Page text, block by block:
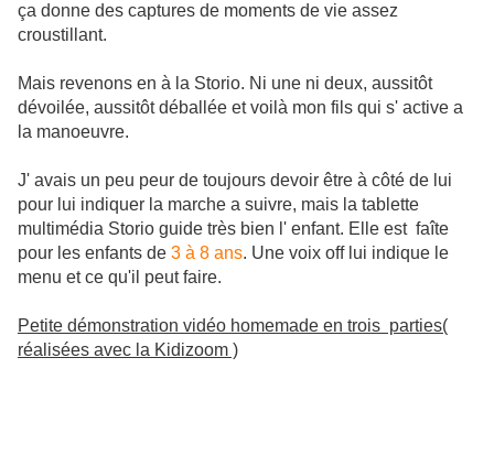
ça donne des captures de moments de vie assez
croustillant.
Mais revenons en à la Storio. Ni une ni deux, aussitôt
dévoilée, aussitôt déballée et voilà mon fils qui s' active a
la manoeuvre.
J' avais un peu peur de toujours devoir être à côté de lui
pour lui indiquer la marche a suivre, mais la tablette
multimédia Storio guide très bien l' enfant. Elle est faîte
pour les enfants de 3 à 8 ans. Une voix off lui indique le
menu et ce qu'il peut faire.
Petite démonstration vidéo homemade en trois parties(
réalisées avec la Kidizoom )